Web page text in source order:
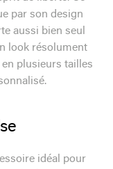
par son design
aussi bien seul
look résolument
en plusieurs tailles
idéal pour